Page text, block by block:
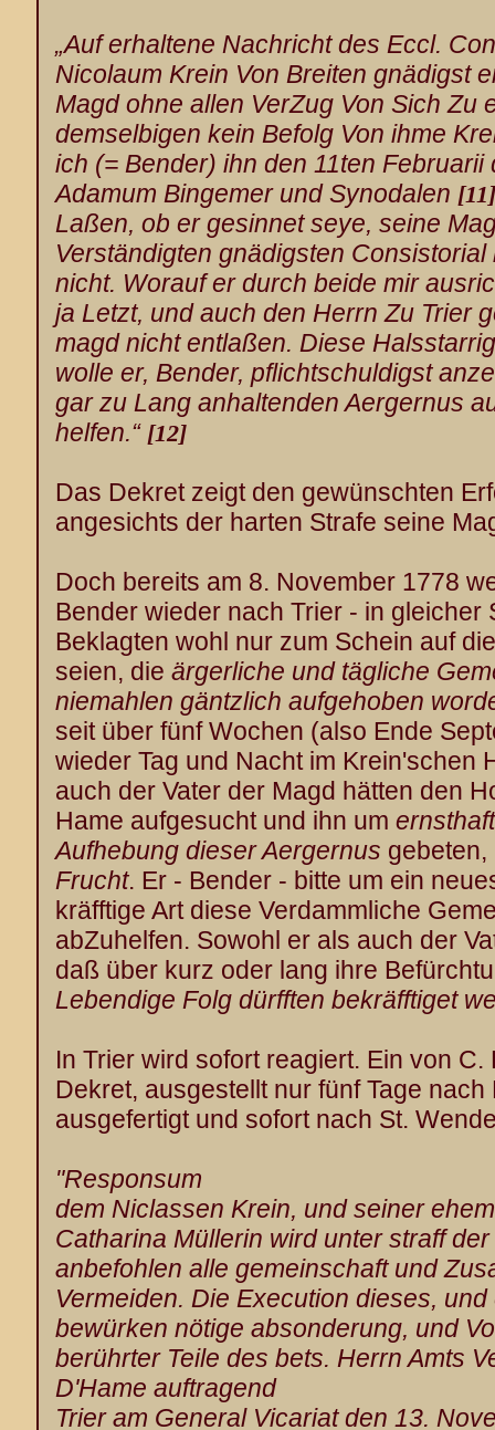
„Auf erhaltene Nachricht des Eccl.
Nicolaum Krein Von Breiten gnädigst
Magd ohne allen VerZug Von Sich Zu
demselbigen kein Befolg Von ihme
ich (= Bender) ihn den 11ten
Adamum Bingemer und Synodalen [11]
Laßen, ob er gesinnet seye, seine
Verständigten gnädigsten
nicht. Worauf er durch beide mir
ja Letzt, und auch den Herrn Zu Trier
magd nicht entlaßen. Diese
wolle er, Bender, pflichtschuldigst
gar zu Lang anhaltenden Aergernus
helfen.“ [12]
Das Dekret zeigt den gewünschten
angesichts der harten Strafe seine
Doch bereits am 8. November 1778
Bender wieder nach Trier - in gleicher
Beklagten wohl nur zum Schein auf
seien, die ärgerliche und tägliche
niemahlen gäntzlich aufgehoben
seit über fünf Wochen (also Ende
wieder Tag und Nacht im Krein'schen
auch der Vater der Magd hätten den
Hame aufgesucht und ihn um
Aufhebung dieser Aergernus
Frucht. Er - Bender - bitte um ein
kräfftige Art diese Verdammliche
abZuhelfen. Sowohl er als auch der
daß über kurz oder lang ihre
Lebendige Folg dürfften bekräfftiget
In Trier wird sofort reagiert. Ein von
Dekret, ausgestellt nur fünf Tage
ausgefertigt und sofort nach St.
"Responsum
dem Niclassen Krein, und seiner
Catharina Müllerin wird unter straff
anbefohlen alle gemeinschaft und
Vermeiden. Die Execution dieses,
bewürken nötige absonderung, und
berührter Teile des bets. Herrn Amts
D'Hame auftragend
Trier am General Vicariat den 13.